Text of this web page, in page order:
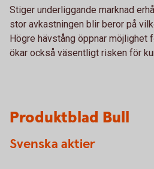
Stiger underliggande marknad
stor avkastningen blir beror på
Högre hävstång öppnar möjlighet
ökar också väsentligt risken för
Produktblad Bull
Svenska aktier